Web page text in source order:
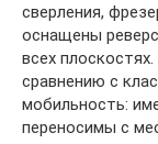
сверления,
оснащены
всех
сравнению с
мобильность:
переносимы с